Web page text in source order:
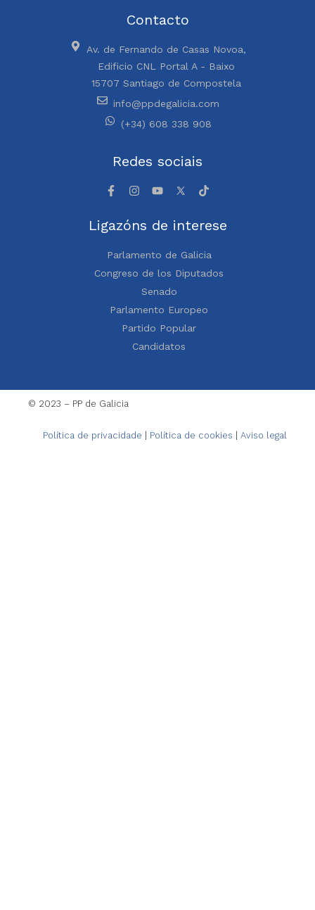
Contacto
Av. de Fernando de Casas Novoa,
Edificio CNL Portal A - Baixo
15707 Santiago de Compostela
info@ppdegalicia.com
(+34) 608 338 908
Redes sociais
Ligazóns de interese
Parlamento de Galicia
Congreso de los Diputados
Senado
Parlamento Europeo
Partido Popular
Candidatos
© 2023 – PP de Galicia
Política de privacidade Política de cookies Aviso legal